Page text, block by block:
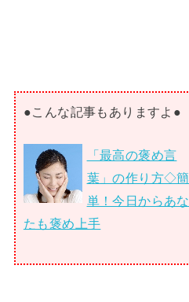
●こんな記事もありますよ●
「最高の褒め言
葉」の作り方◇簡
単！今日からあな
たも褒め上手